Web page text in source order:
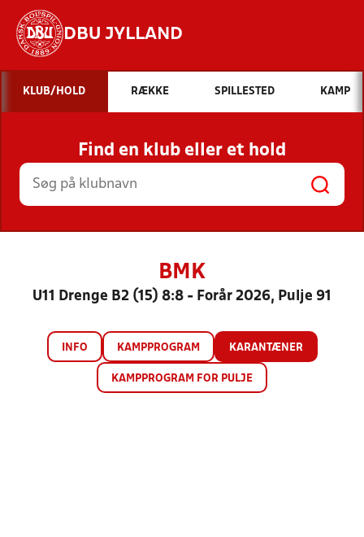
DBU JYLLAND
Hvad vil du søge efter?
INDHOLD OG NYHEDER
STILLINGER, RESULTATER, KLUBBER OG
HOLD
KLUB/HOLD RÆKKE SPILLESTED KAMP
Find en klub eller et hold
BMK
U11 Drenge B2 (15) 8:8 - Forår 2026, Pulje 91
INFO KAMPPROGRAM KARANTÆNER
KAMPPROGRAM FOR PULJE